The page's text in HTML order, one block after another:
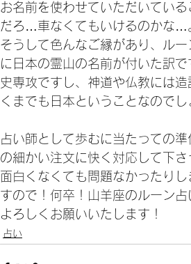
お名前を使わせていただいてい
だろ…車なくてもいけるのかな…
そうして色んなご縁があり、ル
に日本の霊山の名前が付いた訳
史専攻ですし、神道や仏教には
くまでも日本ということなので
占い師として歩むに当たっての
の細かい注文に快く対応して下
面白くなくても問題なかったり
すので！何卒！山羊座のルーン
よろしくお願いいたします！
占い